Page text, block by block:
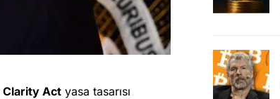
Clarity Act yasa tasarısı